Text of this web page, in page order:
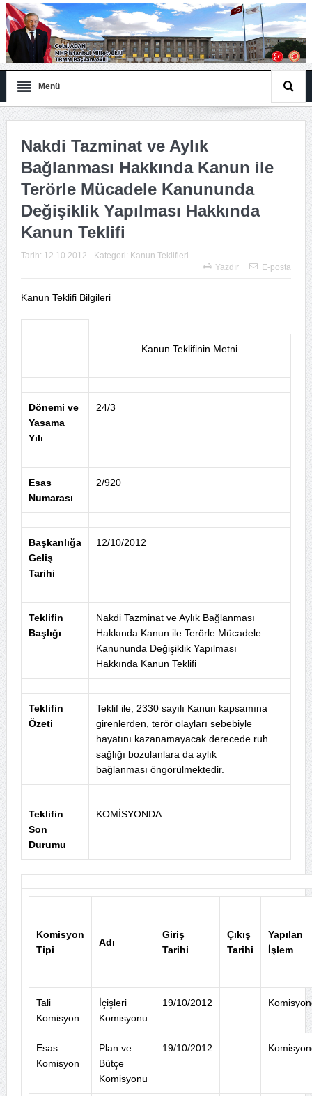
Menü
Nakdi Tazminat ve Aylık
Bağlanması Hakkında Kanun ile
Terörle Mücadele Kanununda
Değişiklik Yapılması Hakkında
Kanun Teklifi
Tarih: 12.10.2012 Kategori: Kanun Teklifleri
Yazdır
E-posta
Kanun Teklifi Bilgileri
Kanun Teklifinin Metni
Dönemi ve
Yasama
Yılı
24/3
Esas
Numarası
2/920
Başkanlığa
Geliş
Tarihi
12/10/2012
Teklifin
Başlığı
Nakdi Tazminat ve Aylık Bağlanması
Hakkında Kanun ile Terörle Mücadele
Kanununda Değişiklik Yapılması
Hakkında Kanun Teklifi
Teklifin
Özeti
Teklif ile, 2330 sayılı Kanun kapsamına
girenlerden, terör olayları sebebiyle
hayatını kazanamayacak derecede ruh
sağlığı bozulanlara da aylık
bağlanması öngörülmektedir.
Teklifin
Son
Durumu
KOMİSYONDA
Komisyon
Tipi
Adı
Giriş
Tarihi
Çıkış
Tarihi
Yapılan
İşlem
Tali
Komisyon
İçişleri
Komisyonu
19/10/2012
Esas
Komisyon
Plan ve
Bütçe
Komisyonu
19/10/2012